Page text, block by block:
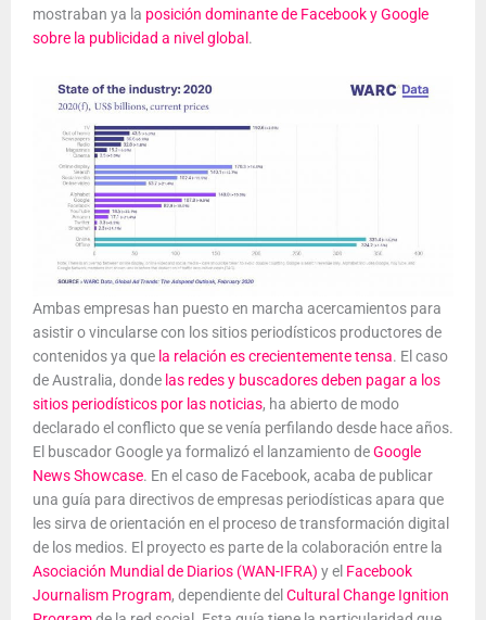
mostraban ya la posición dominante de Facebook y Google
sobre la publicidad a nivel global .
Ambas empresas han puesto en marcha acercamientos para
asistir o vincularse con los sitios periodísticos productores de
contenidos ya que la relación es crecientemente tensa. El caso
de Australia, donde las redes y buscadores deben pagar a los
sitios periodísticos por las noticias, ha abierto de modo
declarado el conflicto que se venía perfilando desde hace años.
El buscador Google ya formalizó el lanzamiento deGoogle
News Showcase. En el caso de Facebook, acaba de publicar
una guía para directivos de empresas periodísticas apara que
les sirva de orientación en el proceso de transformación digital
de los medios. El proyecto es parte de la colaboración entre la
Asociación Mundial de Diarios (WAN-IFRA) y el Facebook
Journalism Program, dependiente del Cultural Change Ignition